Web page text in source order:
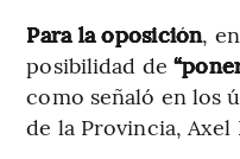
Para la oposición,
posibilidad de
como señaló en los
de la Provincia,